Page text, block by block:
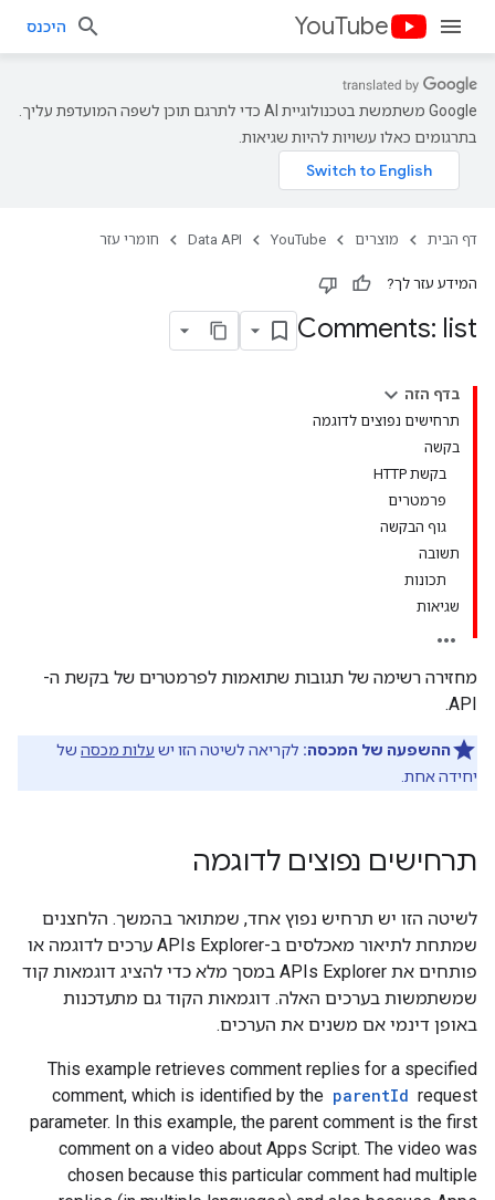
YouTube היכנס
‫Google משתמשת בטכנולוגיית AI כדי לתרגם תוכן לשפה המועדפת עליך.
בתרגומים כאלו עשויות להיות שגיאות.
דף הבית מוצרים YouTube
Data API חומרי עזר
המידע עזר לך?
Comments: list
בדף הזה
תרחישים נפוצים לדוגמה
בקשה
בקשת HTTP
פרמטרים
גוף הבקשה
תשובה
תכונות
שגיאות
מחזירה רשימה של תגובות שתואמות לפרמטרים של בקשת ה-
API.
ההשפעה של המכסה: לקריאה לשיטה הזו יש עלות מכסה של
יחידה אחת.
תרחישים נפוצים לדוגמה